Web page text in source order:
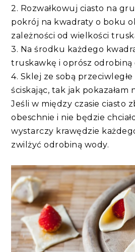
2. Rozwałkowuj ciasto na
pokrój na kwadraty o boku
zależności od wielkości
3. Na środku każdego
truskawkę i oprósz
4. Sklej ze sobą
ściskając, tak jak pokazałam
Jeśli w między czasie ciasto
obeschnie i nie będzie
wystarczy krawędzie
zwilżyć odrobiną wody.